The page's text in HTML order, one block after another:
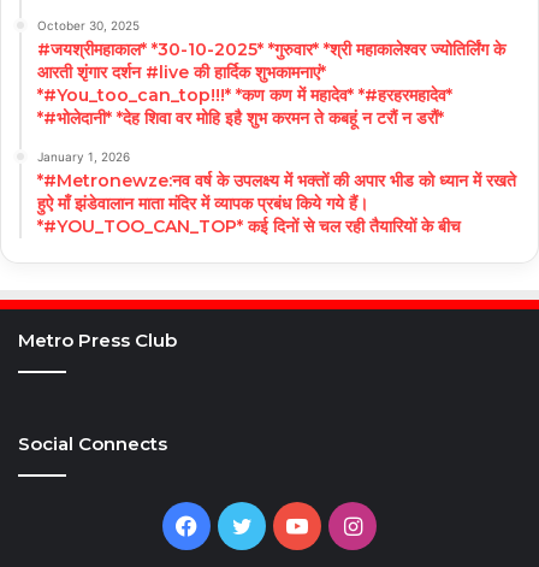
October 30, 2025
#जयश्रीमहाकाल* *30-10-2025* *गुरुवार* *श्री महाकालेश्वर ज्योतिर्लिंग के
आरती शृंगार दर्शन #live की हार्दिक शुभकामनाएं*
*#You_too_can_top!!!* *कण कण में महादेव* *#हरहरमहादेव*
*#भोलेदानी* *देह शिवा वर मोहि इहै शुभ करमन ते कबहूं न टरौं न डरौं*
January 1, 2026
*#Metronewze:नव वर्ष के उपलक्ष्य में भक्तों की अपार भीड को ध्यान में रखते
हुऐ माँ झंडेवालान माता मंदिर में व्यापक प्रबंध किये गये हैं।
*#YOU_TOO_CAN_TOP* कई दिनों से चल रही तैयारियों के बीच
Metro Press Club
Social Connects
Facebook
TwitterYouTubeInstagram